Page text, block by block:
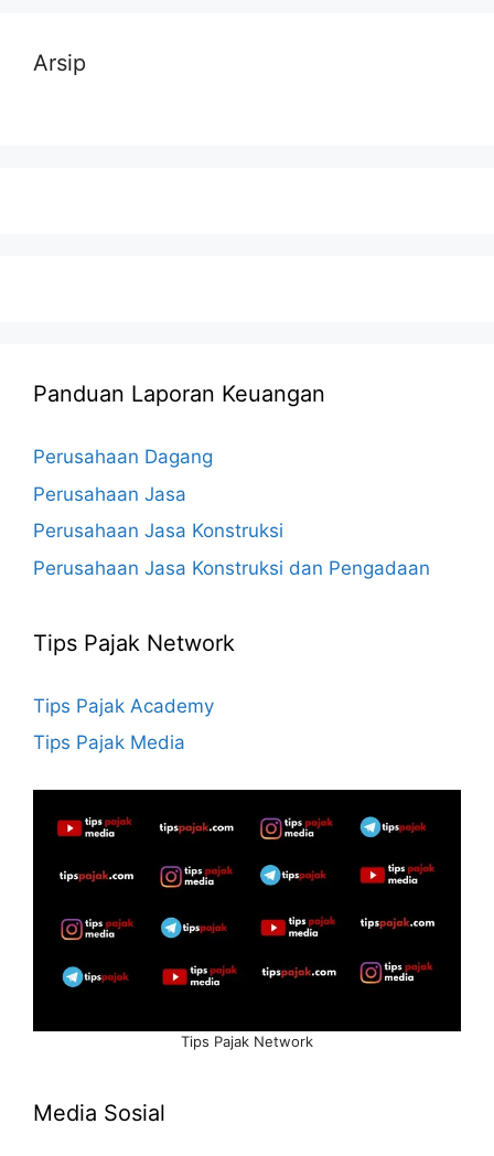
Arsip
Panduan Laporan Keuangan
Perusahaan Dagang
Perusahaan Jasa
Perusahaan Jasa Konstruksi
Perusahaan Jasa Konstruksi dan Pengadaan
Tips Pajak Network
Tips Pajak Academy
Tips Pajak Media
Tips Pajak Network
Media Sosial